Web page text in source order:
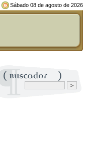
Sábado 08 de agosto de 2026